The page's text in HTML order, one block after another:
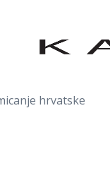
hrvatske